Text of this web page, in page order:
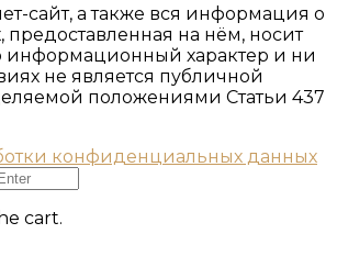
сайт, а также вся информация о
предоставленная на нём, носит
информационный характер и ни
не является публичной
положениями Статьи 437
конфиденциальных данных
cart.